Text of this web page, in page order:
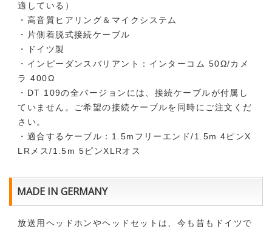
適している）
・高音質ヒアリング＆マイクシステム
・片側着脱式接続ケーブル
・ドイツ製
・インピーダンスバリアント：インターコム 50Ω/カメ
ラ 400Ω
・DT 109の全バージョンには、接続ケーブルが付属し
ていません。ご希望の接続ケーブルを同時にご注文くだ
さい。
・適合するケーブル：1.5mフリーエンド/1.5m 4ピンX
LRメス/1.5m 5ピンXLRオス
MADE IN GERMANY
放送用ヘッドホンやヘッドセットは、今も昔もドイツで